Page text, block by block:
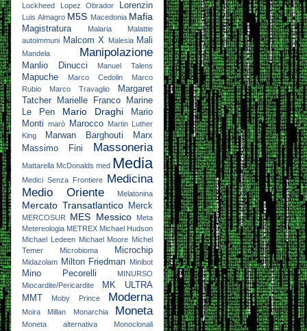
Lockheed Lopez Obrador Lorenzin
Luis Almagro M5S Macedonia Mafia
Magistratura Malaria
Malattie
autoimmuni Malcom X Malesia Mali
Mandela Manipolazione
Manlio Dinucci Manuel Talens
Mapuche Marco Cedolin
Marco
Rubio
Marco Travaglio
Margaret
Tatcher
Marielle Franco
Marine
Le Pen
Mario Draghi
Mario
Monti
marò Marocco
Martin Luther
King
Marwan Barghouti
Marx
Massimo Fini
Massoneria
Mattarella McDonalds med Media
Medici Senza Frontiere Medicina
Medio Oriente
Melatonina
Mercato Transatlantico Merck
MERCOSUR MES Messico
Meta
Metereologia METREX Michael Hudson
Michael Ledeen Michael Moore Michel
Temer
Microbioma Microchip
Midazolam Milton Friedman Minibot
Mino Pecorelli
MINURSO
Miocardite/Pericardite
MK ULTRA
MMT
Moby Prince Moderna
Moira Millan Monarchia Moneta
Moneta alternativa Monoclonali